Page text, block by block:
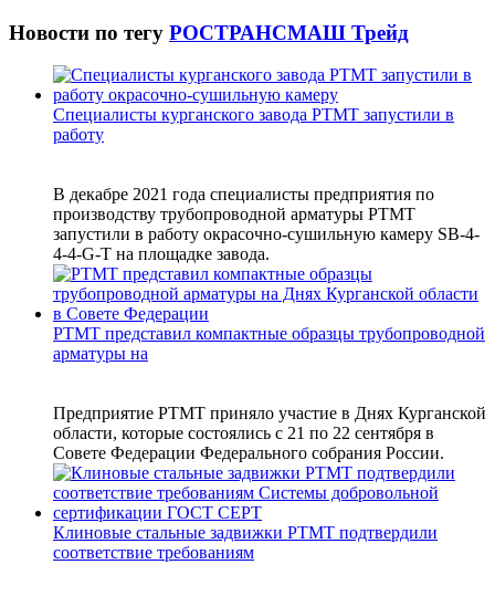
Новости по тегу РОСТРАНСМАШ Трейд
Специалисты курганского завода РТМТ запустили в
работу
В декабре 2021 года специалисты предприятия по
производству трубопроводной арматуры РТМТ
запустили в работу окрасочно-сушильную камеру SB-4-
4-4-G-T на площадке завода.
РТМТ представил компактные образцы трубопроводной
арматуры на
Предприятие РТМТ приняло участие в Днях Курганской
области, которые состоялись с 21 по 22 сентября в
Совете Федерации Федерального собрания России.
Клиновые стальные задвижки РТМТ подтвердили
соответствие требованиям